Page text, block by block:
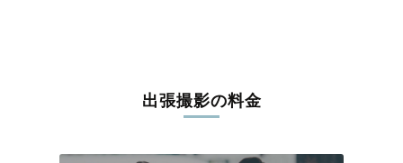
ィを身につけたプロのカメラマンが全国47都道府県に在籍してい
ます。創業10年のノウハウを活かし、思い出に残る素敵な撮影体
出張撮影の料金